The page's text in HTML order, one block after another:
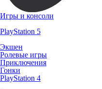
Игры и консоли
PlayStation 5
Экшен
Ролевые игры
Приключения
Гонки
PlayStation 4